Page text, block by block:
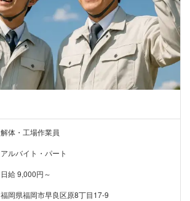
解体・工場作業員
アルバイト・パート
日給 9,000円～
福岡県福岡市早良区原8丁目17-9